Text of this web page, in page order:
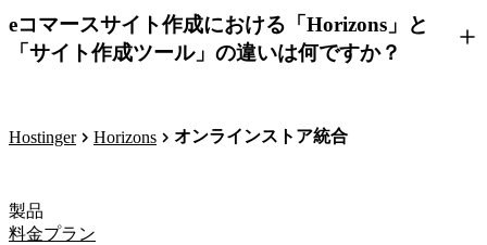
eコマースサイト作成における「Horizons」と
「サイト作成ツール」の違いは何ですか？
Hostinger Horizons オンラインストア統合
製品
料金プラン